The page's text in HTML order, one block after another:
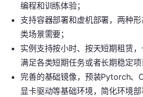
编程和训练体验；
支持容器部署和虚机部署，两种
类场景需要；
实例支持按小时、按天短期租赁，
满足各类短期任务或者长期稳定项
完善的基础镜像，预装Pytorch、
显卡驱动等基础环境，简化环境部